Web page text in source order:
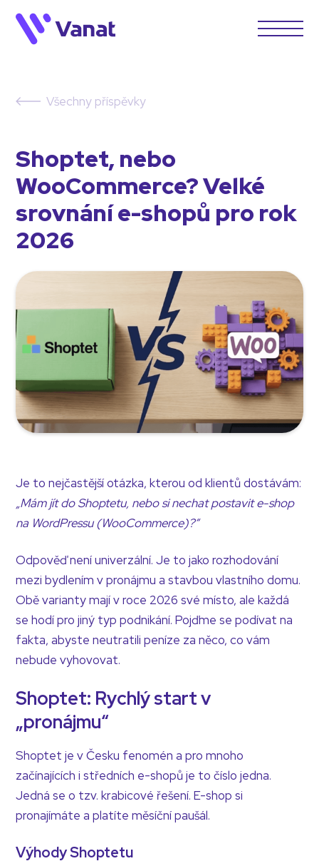
Všechny příspěvky
Shoptet, nebo
WooCommerce? Velké
srovnání e-shopů pro rok
2026
Je to nejčastější otázka, kterou od klientů dostávám:
„Mám jít do Shoptetu, nebo si nechat postavit e-shop
na WordPressu (WooCommerce)?“
Odpověď není univerzální. Je to jako rozhodování
mezi bydlením v pronájmu a stavbou vlastního domu.
Obě varianty mají v roce 2026 své místo, ale každá
se hodí pro jiný typ podnikání. Pojďme se podívat na
fakta, abyste neutratili peníze za něco, co vám
nebude vyhovovat.
Shoptet: Rychlý start v
„pronájmu“
Shoptet je v Česku fenomén a pro mnoho
začínajících i středních e-shopů je to číslo jedna.
Jedná se o tzv. krabicové řešení. E-shop si
pronajímáte a platíte měsíční paušál.
Výhody Shoptetu